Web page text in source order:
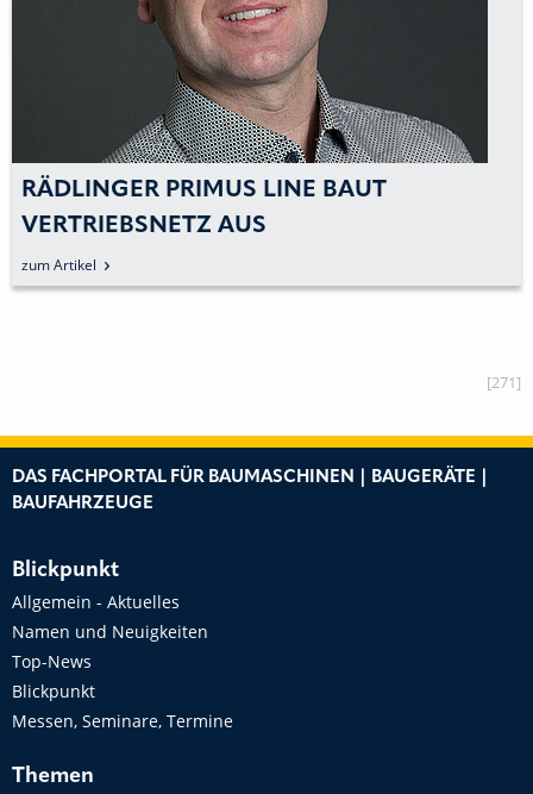
RÄDLINGER PRIMUS LINE BAUT
VERTRIEBSNETZ AUS
zum Artikel
[271]
DAS FACHPORTAL FÜR BAUMASCHINEN | BAUGERÄTE |
BAUFAHRZEUGE
Blickpunkt
Allgemein - Aktuelles
Namen und Neuigkeiten
Top-News
Blickpunkt
Messen, Seminare, Termine
Themen